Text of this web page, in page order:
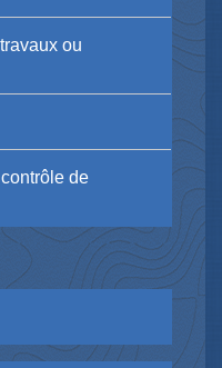
ou
de